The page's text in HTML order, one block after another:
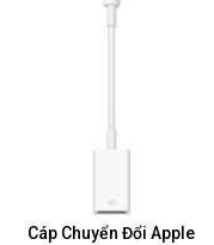
Cáp Chuyển Đổi Apple